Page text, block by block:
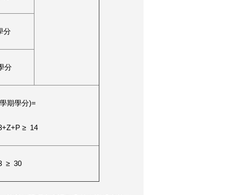
分
分
期學分)=
≥ 14
≥ 30